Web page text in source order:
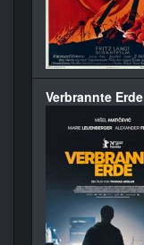
Verbrannte Erde